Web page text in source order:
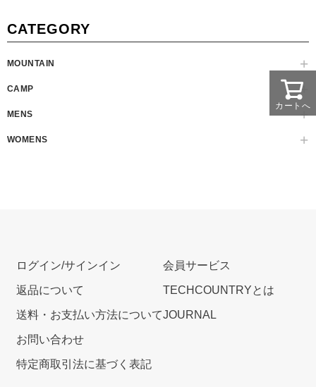
CATEGORY
MOUNTAIN
CAMP
MENS
WOMENS
カートへ
ログイン/サインイン
返品について
送料・お支払い方法について
お問い合わせ
特定商取引法に基づく表記
会員サービス
TECHCOUNTRYとは
JOURNAL